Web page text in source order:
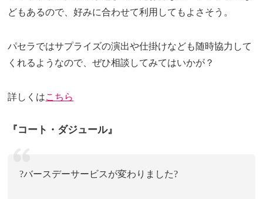
どもあるので、好みに合わせて利用してもよさそう。
パセラではサプライズの演出や仕掛けなども随時協力して
くれるようなので、ぜひ相談してみてはいかが？
詳しくはこちら
『コート・ダジュール』
?バースデーサービスが変わりました?